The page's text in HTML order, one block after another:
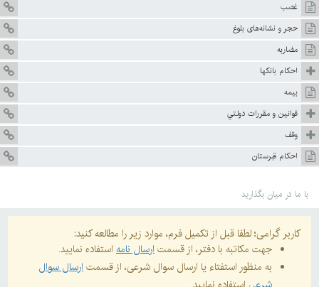
غصب
حجر و نشانه‌هاى بلوغ
مضاربه
احكام بانكها
بيمه
قوانين و مقررات دولتي
وقف
احكام قبرستان
با ما در میان بگذارید
کاربر گرامی؛ لطفا قبل از تکمیل فرم، موارد زیر را مطالعه کنید:
جهت مکاتبه با دفتر، از قسمتارسال نامه استفاده نمایید.
به منظور استفتاء یا ارسال سوال شرعی، از قسمتارسال سوال